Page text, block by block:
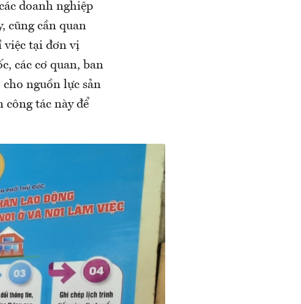
doanh nghiệp
cũng cần quan
việc tại đơn vị
các cơ quan, ban
nguồn lực sản
công tác này để